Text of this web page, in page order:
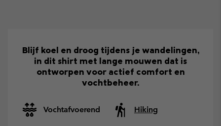
Blijf koel en droog tijdens je wandelingen,
in dit shirt met lange mouwen dat is
ontworpen voor actief comfort en
vochtbeheer.
Vochtafvoerend Hiking